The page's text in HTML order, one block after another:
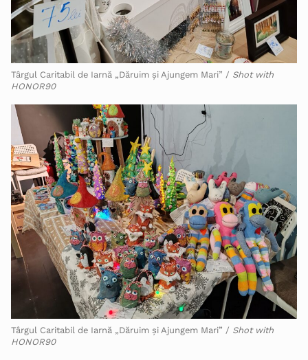
Târgul Caritabil de Iarnă „Dăruim și Ajungem Mari” / Shot with
HONOR90
Târgul Caritabil de Iarnă „Dăruim și Ajungem Mari” / Shot with
HONOR90